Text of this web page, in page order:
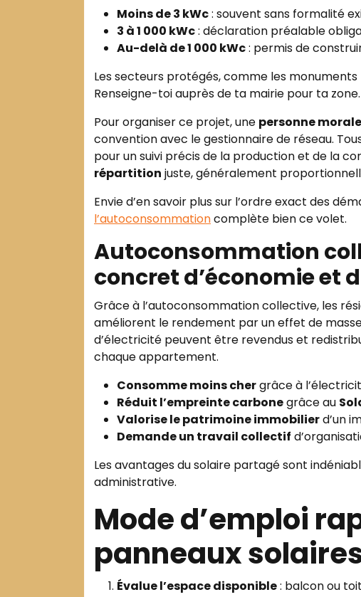
Moins de 3 kWc: souvent sans formalité
3 à 1 000 kWc: déclaration préalable
Au-delà de 1 000 kWc: permis de
Les secteurs protégés, comme les
Renseigne-toi auprès de ta mairie pour ta zone.
Pour organiser ce projet, une personne
convention avec le gestionnaire de réseau.
pour un suivi précis de la production et de la
répartition juste, généralement
Envie d’en savoir plus sur l’ordre exact des
l’autoconsommationcomplète bien ce volet.
Autoconsommation
concret d’économie et
Grâce à l’autoconsommation collective, les
améliorent le rendement par un effet de
d’électricité peuvent être revendus et
chaque appartement.
Consomme moins chergrâce à
Réduit l’empreinte carbonegrâce au
Valorise le patrimoine immobilierd’un
Demande un travail collectif
Les avantages du solaire partagé sont
administrative.
Mode d’emploi
panneaux
Évalue l’espace disponible: balcon ou